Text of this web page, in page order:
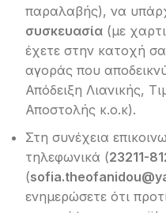
παραλαβής), να
συσκευασία (με
έχετε στην κατοχή
αγοράς που
Απόδειξη Λιανικής,
Αποστολής κ.ο.κ).
Στη συνέχεια
τηλεφωνικά (23211-
(sofia.theofanidou@
ενημερώσετε ότι